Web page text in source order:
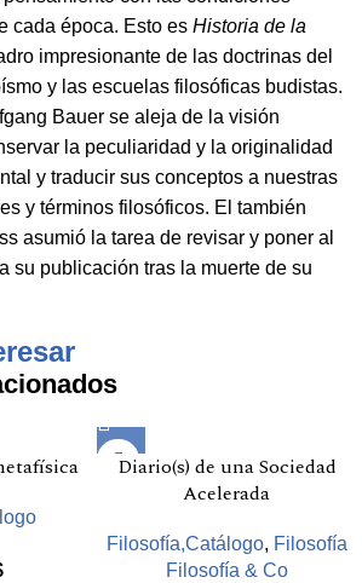
cada época. Esto es Historia de la
impresionante de las doctrinas del
y las escuelas filosóficas budistas.
Bauer se aleja de la visión
la peculiaridad y la originalidad
y traducir sus conceptos a nuestras
y términos filosóficos. El también
asumió la tarea de revisar y poner al
su publicación tras la muerte de su
Diario(s) de una Sociedad
Acelerada
Filosofía,Catálogo, Filosofía
Filosofía & Co